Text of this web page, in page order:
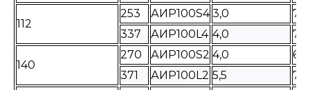
112
253 АИР100S4 3,0
72
337
АИР100L4 4,0 75
140
270 АИР100S2 4,0
68
371
АИР100L2 5,5 72